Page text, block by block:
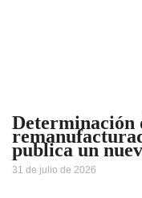
Determinación
publica un
31 de julio de 2026